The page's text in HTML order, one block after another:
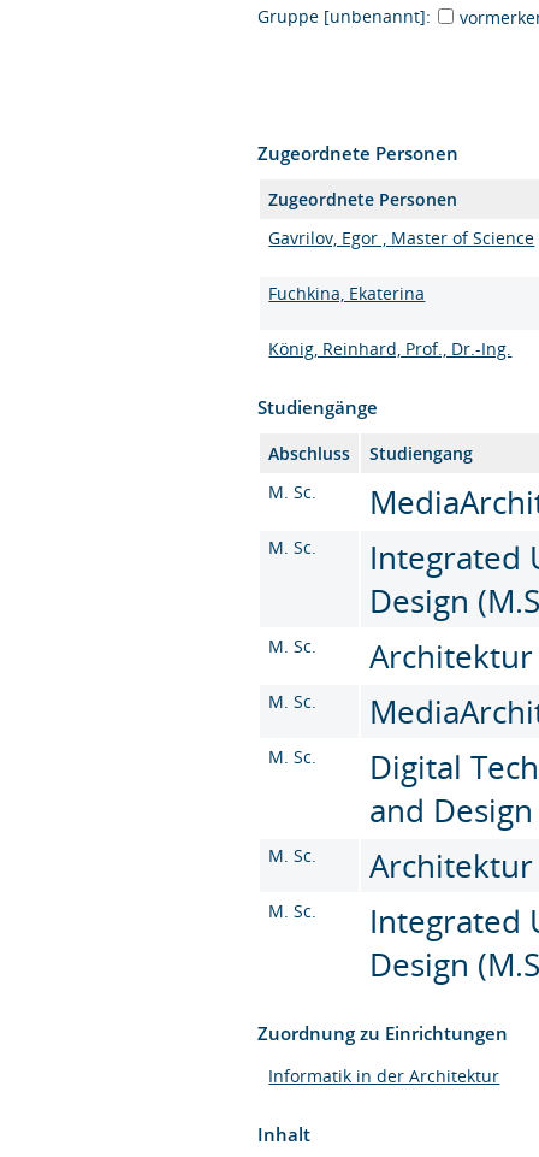
Gruppe [unbenannt]:
Zugeordnete Personen
Zugeordnete Personen
Gavrilov, Egor , Master of Science
Fuchkina, Ekaterina
König, Reinhard, Prof., Dr.-Ing.
Studiengänge
Abschluss
Studiengang
M. Sc.
M. Sc.
Integrated
Design
M. Sc. Architektur
M. Sc.
M. Sc.
Digital
and Design
M. Sc. Architektur
M. Sc.
Integrated
Design
Zuordnung zu Einrichtungen
Informatik in der Architektur
Inhalt